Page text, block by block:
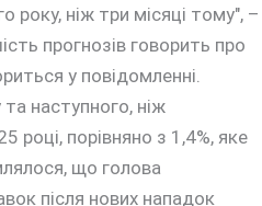
року, ніж три місяці тому", –
прогнозів говорить про
у повідомленні.
наступного, ніж
році, порівняно з 1,4%, яке
що голова
після нових нападок